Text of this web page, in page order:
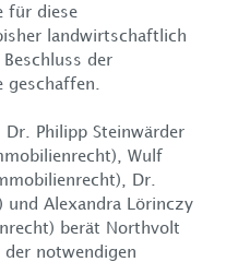
für diese
landwirtschaftlich
der
geschaffen.
Dr. Philipp Steinwärder
Wulf
Dr.
und Alexandra Lörinczy
berät Northvolt
notwendigen